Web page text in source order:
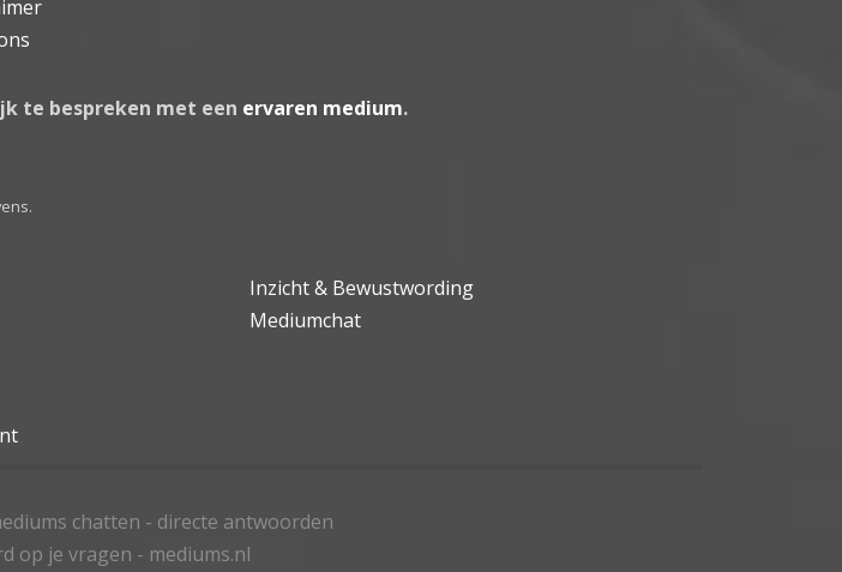
te bespreken met een ervaren medium.
Inzicht & Bewustwording
Mediumchat
chatten - directe antwoorden
op je vragen - mediums.nl